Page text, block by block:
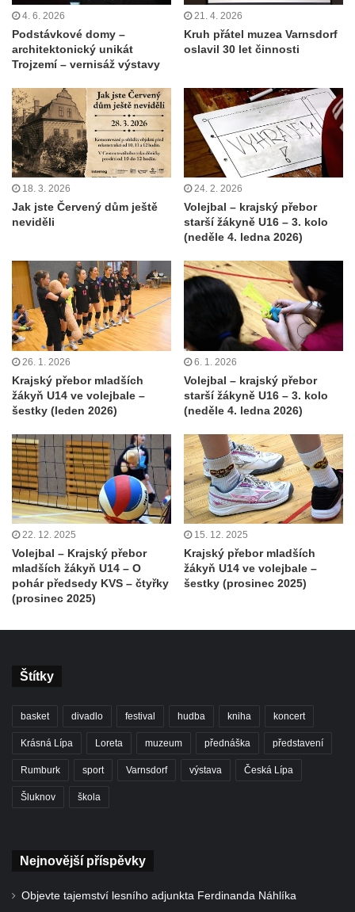
4. 6. 2026
Podstávkové domy –
architektonický unikát
Trojzemí – vernisáž výstavy
21. 4. 2026
Kruh přátel muzea Varnsdorf
oslavil 30 let činnosti
18. 3. 2026
Jak jste Červený dům ještě
neviděli
24. 2. 2026
Volejbal – krajský přebor
starší žákyně U16 – 3. kolo
(neděle 4. ledna 2026)
26. 1. 2026
Krajský přebor mladších
žákyň U14 ve volejbale –
šestky (leden 2026)
6. 1. 2026
Volejbal – krajský přebor
starší žákyně U16 – 3. kolo
(neděle 4. ledna 2026)
22. 12. 2025
Volejbal – Krajský přebor
mladších žákyň U14 – O
pohár předsedy KVS – čtyřky
(prosinec 2025)
15. 12. 2025
Krajský přebor mladších
žákyň U14 ve volejbale –
šestky (prosinec 2025)
Štítky
basket divadlo festival hudba kniha koncert
Krásná Lípa Loreta muzeum přednáška představení
Rumburk sport Varnsdorf výstava Česká Lípa
Šluknov škola
Nejnovější příspěvky
Objevte tajemství lesního adjunkta Ferdinanda Náhlíka